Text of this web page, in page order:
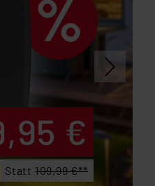
€
Statt 109,99 €**